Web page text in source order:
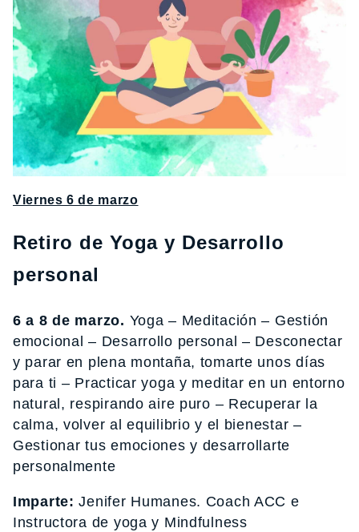
Viernes 6 de marzo
Retiro de Yoga y Desarrollo
personal
6 a 8 de marzo. Yoga – Meditación – Gestión
emocional – Desarrollo personal – Desconectar
y parar en plena montaña, tomarte unos días
para ti – Practicar yoga y meditar en un entorno
natural, respirando aire puro – Recuperar la
calma, volver al equilibrio y el bienestar –
Gestionar tus emociones y desarrollarte
personalmente
Imparte: Jenifer Humanes. Coach ACC e
Instructora de yoga y Mindfulness